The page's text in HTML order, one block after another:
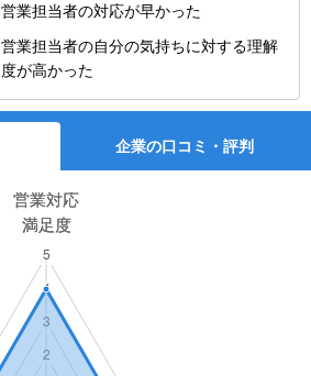
営業担当者の対応が早かった
営業担当者の自分の気持ちに対する理解
度が高かった
企業の口コミ・評判